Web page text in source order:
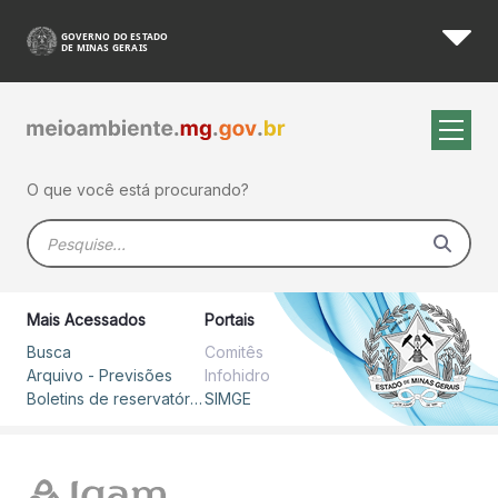
Pular para o Conteúdo principal
Boletim Diário - SIMGE
O que você está procurando?
Barra de busca
Mais Acessados
Busca
Arquivo - Previsões
Boletins de reservatórios
Portais
Comitês
Infohidro
SIMGE